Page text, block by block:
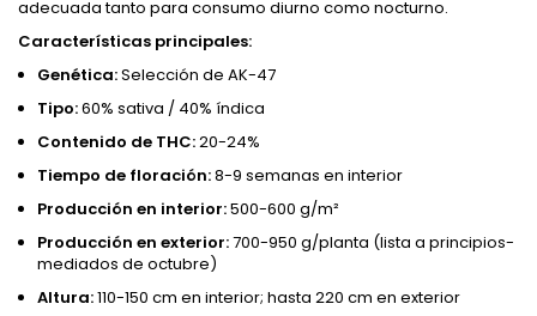
adecuada tanto para consumo diurno como nocturno.
Características principales:
Genética:Selección de AK-47
Tipo:60% sativa / 40% índica
Contenido de THC:20-24%
Tiempo de floración:8-9 semanas en interior
Producción en interior:500-600 g/m²
Producción en exterior:700-950 g/planta (lista a principios-
mediados de octubre)
Altura:110-150 cm en interior; hasta 220 cm en exterior